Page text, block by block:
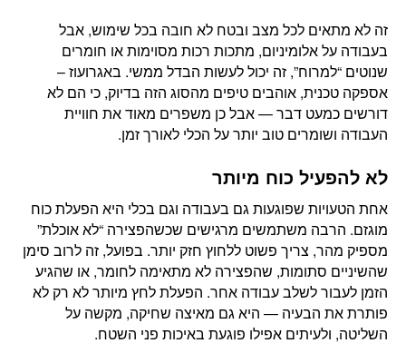
זה לא מתאים לכל מצב ובטח לא חובה בכל שימוש, אבל
בעבודה על אלומיניום, מתכות רכות מסוימות או חומרים
שנוטים “למרוח”, זה יכול לעשות הבדל ממשי. באגרועוז –
אספקה טכנית, אוהבים טיפים מהסוג הזה בדיוק, כי הם לא
דורשים כמעט דבר — אבל כן משפרים מאוד את חוויית
העבודה ושומרים טוב יותר על הכלי לאורך זמן.
לא להפעיל כוח מיותר
אחת הטעויות שפוגעות גם בעבודה וגם בכלי היא הפעלת כוח
מוגזם. הרבה משתמשים מרגישים שכשהפצירה “לא אוכלת”
מספיק מהר, צריך פשוט ללחוץ חזק יותר. בפועל, זה לרוב סימן
שהשיניים סתומות, שהפצירה לא מתאימה לחומר, או שהגיע
הזמן לעבור לשלב עבודה אחר. הפעלת לחץ מיותר לא רק לא
פותרת את הבעיה — היא גם מאיצה שחיקה, מקשה על
השליטה, ולעיתים אפילו פוגעת באיכות פני השטח.